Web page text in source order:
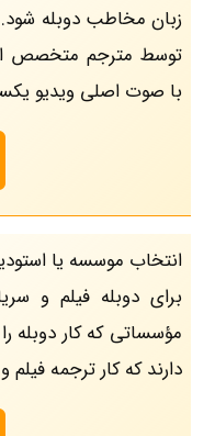
زبان مخاطب دوبله
توسط مترجم متخصص
با صوت اصلی ویدیو
انتخاب موسسه یا
برای دوبله فیلم و
مؤسساتی که کار
دارند که کار ترجمه